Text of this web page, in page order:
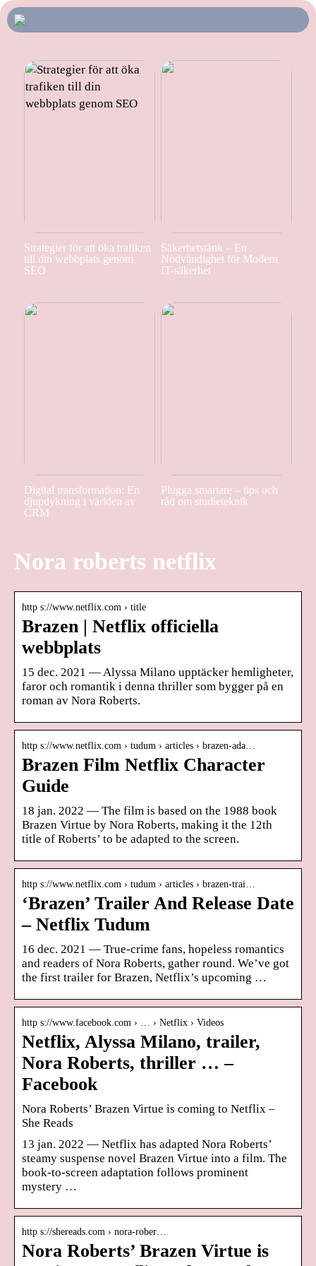
Strategier för att öka trafiken
till din webbplats genom
SEO
Säkerhetstänk – En
Nödvändighet för Modern
IT-säkerhet
Digital transformation: En
djupdykning i världen av
CRM
Plugga smartare – tips och
råd om studieteknik
Nora roberts netflix
http s://www.netflix.com › title
Brazen | Netflix officiella
webbplats
15 dec. 2021 — Alyssa Milano upptäcker hemligheter,
faror och romantik i denna thriller som bygger på en
roman av Nora Roberts.
http s://www.netflix.com › tudum › articles › brazen-ada…
Brazen Film Netflix Character
Guide
18 jan. 2022 — The film is based on the 1988 book
Brazen Virtue by Nora Roberts, making it the 12th
title of Roberts’ to be adapted to the screen.
http s://www.netflix.com › tudum › articles › brazen-trai…
‘Brazen’ Trailer And Release Date
– Netflix Tudum
16 dec. 2021 — True-crime fans, hopeless romantics
and readers of Nora Roberts, gather round. We’ve got
the first trailer for Brazen, Netflix’s upcoming …
http s://www.facebook.com › … › Netflix › Videos
Netflix, Alyssa Milano, trailer,
Nora Roberts, thriller … –
Facebook
Nora Roberts’ Brazen Virtue is coming to Netflix –
She Reads
13 jan. 2022 — Netflix has adapted Nora Roberts’
steamy suspense novel Brazen Virtue into a film. The
book-to-screen adaptation follows prominent
mystery …
http s://shereads.com › nora-rober…
Nora Roberts’ Brazen Virtue is